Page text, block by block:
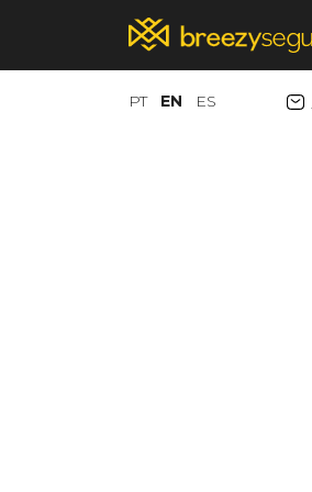
PT EN ES